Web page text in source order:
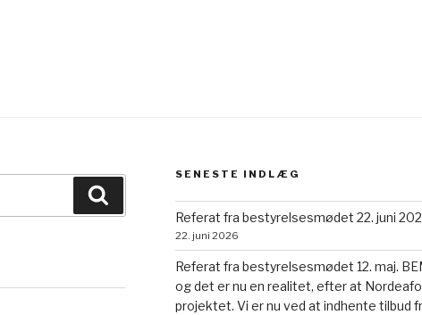
SENESTE INDLÆG
Referat fra bestyrelsesmødet 22. juni
22. juni 2026
Referat fra bestyrelsesmødet 12. maj.
og det er nu en realitet, efter at
projektet. Vi er nu ved at indhente tilbud